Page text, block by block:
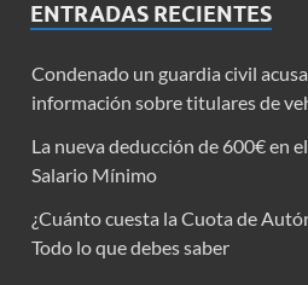
ENTRADAS RECIENTES
Condenado un guardia civil
información sobre titulares de
La nueva deducción de 600€ en
Salario Mínimo
¿Cuánto cuesta la Cuota de
Todo lo que debes saber